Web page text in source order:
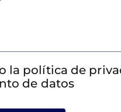
la política de
de datos